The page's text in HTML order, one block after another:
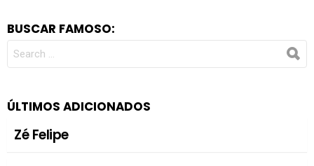
BUSCAR FAMOSO:
FOR:
ÚLTIMOS ADICIONADOS
Zé Felipe